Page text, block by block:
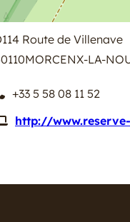
Route de Villenave
MORCENX-LA-
+33 5 58 08 11 52
http://